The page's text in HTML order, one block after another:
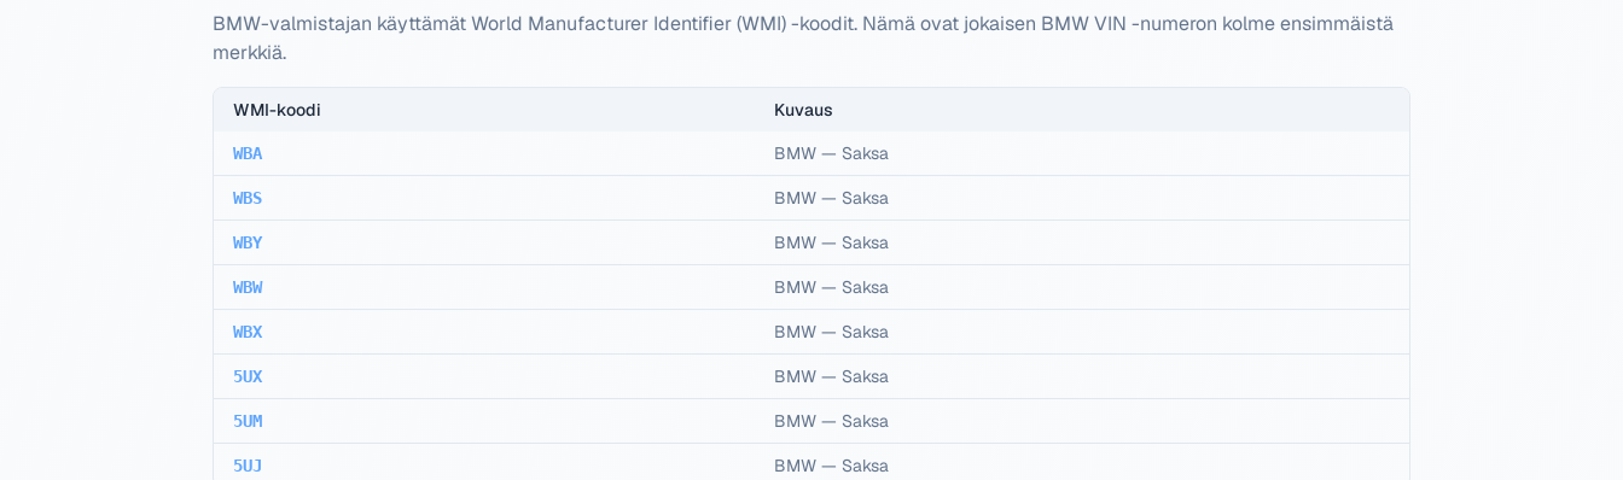
BMW-valmistajan käyttämät World Manufacturer Identifier (WMI) -koodit. Nämä ovat jokaisen BMW VIN -numeron kolme ensimmäistä
merkkiä.
WMI-koodi Kuvaus
WBA BMW — Saksa
WBS BMW — Saksa
WBY BMW — Saksa
WBW BMW — Saksa
WBX BMW — Saksa
5UX BMW — Saksa
5UM BMW — Saksa
5UJ BMW — Saksa